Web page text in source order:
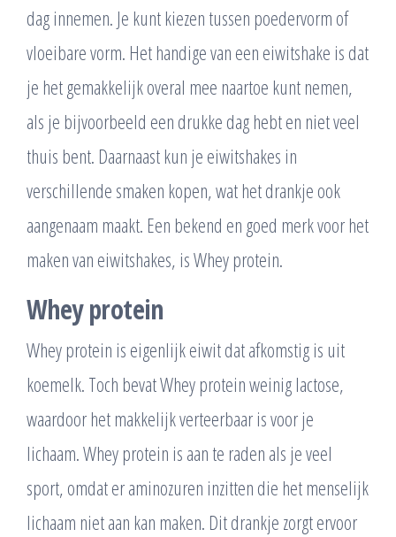
dag innemen. Je kunt kiezen tussen poedervorm of
vloeibare vorm. Het handige van een eiwitshake is dat
je het gemakkelijk overal mee naartoe kunt nemen,
als je bijvoorbeeld een drukke dag hebt en niet veel
thuis bent. Daarnaast kun je eiwitshakes in
verschillende smaken kopen, wat het drankje ook
aangenaam maakt. Een bekend en goed merk voor het
maken van eiwitshakes, is Whey protein.
Whey protein
Whey protein is eigenlijk eiwit dat afkomstig is uit
koemelk. Toch bevat Whey protein weinig lactose,
waardoor het makkelijk verteerbaar is voor je
lichaam. Whey protein is aan te raden als je veel
sport, omdat er aminozuren inzitten die het menselijk
lichaam niet aan kan maken. Dit drankje zorgt ervoor